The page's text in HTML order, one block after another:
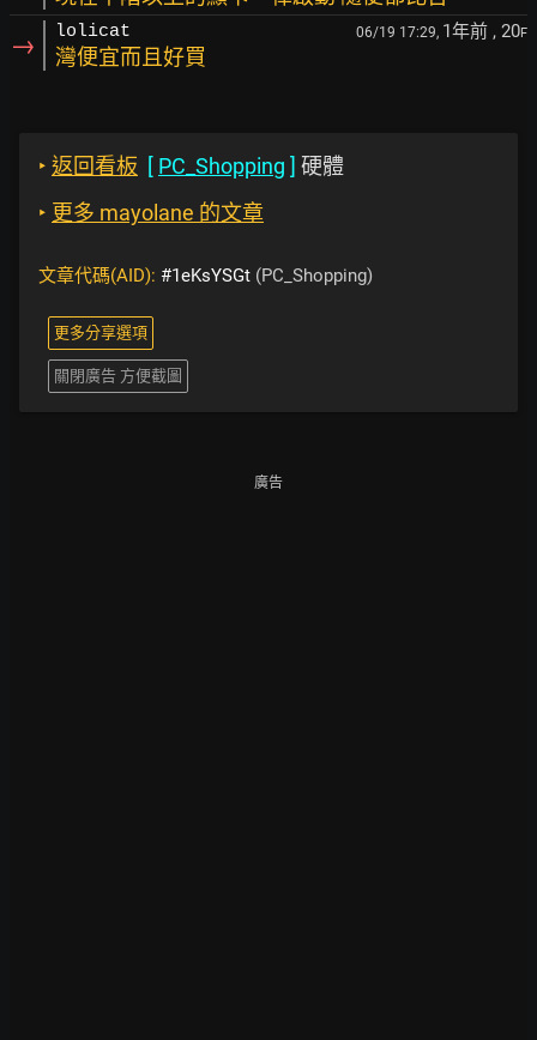
→ lolicat 06/19 17:29, 1年前 , 20F
灣便宜而且好買
‣ 返回看板 [ PC_Shopping ] 硬體
‣ 更多 mayolane 的文章
文章代碼(AID): #1eKsYSGt (PC_Shopping)
更多分享選項
關閉廣告 方便截圖
廣告